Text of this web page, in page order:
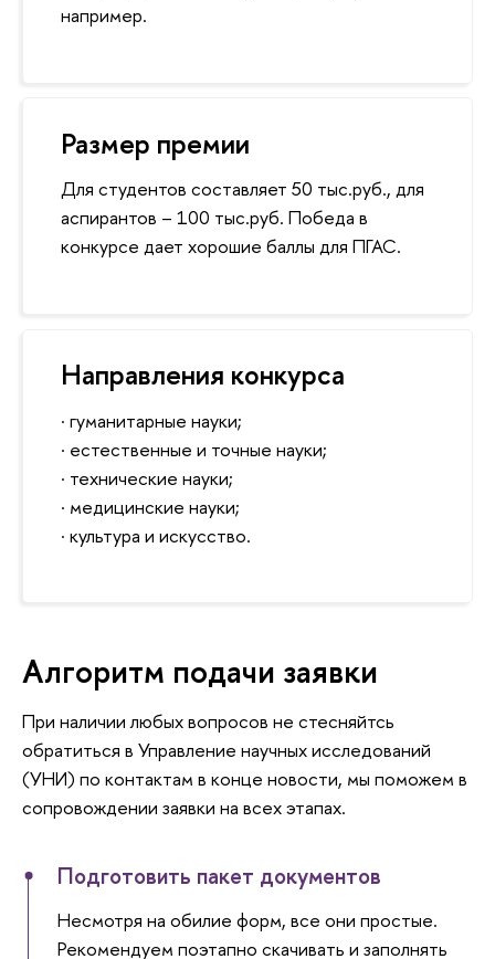
например.
Размер премии
Для студентов составляет 50 тыс.руб., для
аспирантов – 100 тыс.руб. Победа в
конкурсе дает хорошие баллы для ПГАС.
Направления конкурса
· гуманитарные науки;
· естественные и точные науки;
· технические науки;
· медицинские науки;
· культура и искусство.
Алгоритм подачи заявки
При наличии любых вопросов не стесняйтсь
обратиться в Управление научных исследований
(УНИ) по контактам в конце новости, мы поможем в
сопровождении заявки на всех этапах.
Подготовить пакет документов
Несмотря на обилие форм, все они простые.
Рекомендуем поэтапно скачивать и заполнять